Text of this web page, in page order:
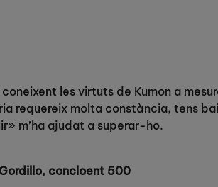
les virtuts de Kumon a
requereix molta constància, tens
m’ha ajudat a superar-ho.
concloent 500